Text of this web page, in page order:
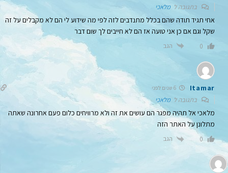
בתגובה למלאכי
אחי תגיד תודה שהם בכלל מתנדבים לזה לפי מה שידוע לי הם לא מקבלים על זה
שקל וגם אם כן אני טועה אז הם לא חייבים לך שום דבר
0 הגב
Itamar 6 שנים לפני
בתגובה למלאכי
מלאכי אל תהיה מפגר הם עושים את זה ולא מרוויחים כלום פעם אחרונה שאתה
מתלונן על האתר הזה
0 הגב